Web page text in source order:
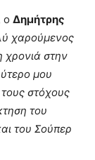
ο Δημήτρης
χαρούμενος
χρονιά στην
μου
στόχους
του
του Σούπερ